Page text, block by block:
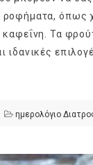
ροφήματα, όπως
καφεΐνη. Τα
ιδανικές
ημερολόγιο
By Evangelia
Σύμφωνα με